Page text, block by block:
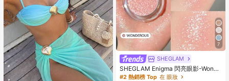
7
SHEGLAM
SHEGLAM Enigma 閃亮眼影-Wonde
rous 品牌美妝化妝品 適合女士與女孩
#2 熱銷榜 Top 在 眼妝